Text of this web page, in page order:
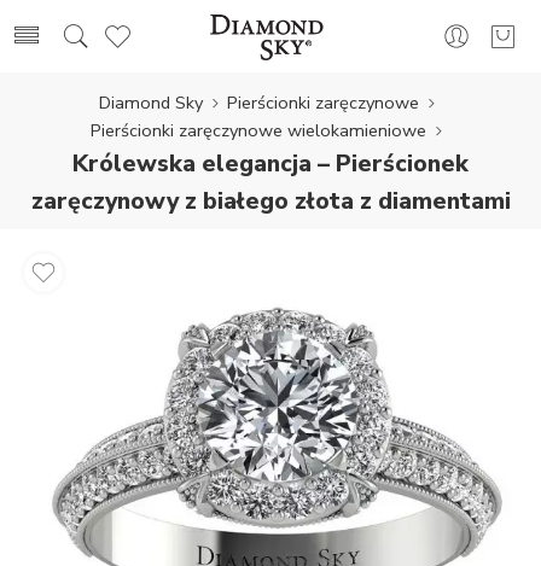
Diamond Sky
Pierścionki zaręczynowe
Pierścionki zaręczynowe wielokamieniowe
Królewska elegancja – Pierścionek
zaręczynowy z białego złota z diamentami